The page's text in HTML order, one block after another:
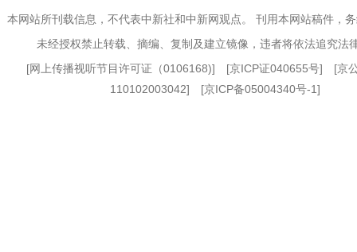
本网站所刊载信息，不代表中新社和中新网观点。 刊用本网站稿件，
未经授权禁止转载、摘编、复制及建立镜像，违者将依法追究法
[网上传播视听节目许可证（0106168)] [京ICP证040655号] [京
110102003042] [京ICP备05004340号-1]